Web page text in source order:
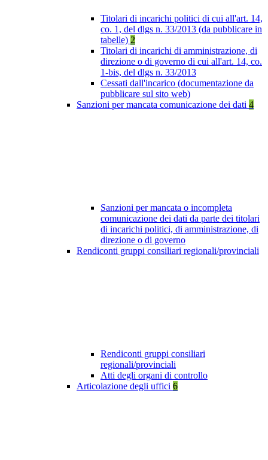
Titolari di incarichi politici di cui all'art. 14,
co. 1, del dlgs n. 33/2013 (da pubblicare in
tabelle) 2
Titolari di incarichi di amministrazione, di
direzione o di governo di cui all'art. 14, co.
1-bis, del dlgs n. 33/2013
Cessati dall'incarico (documentazione da
pubblicare sul sito web)
Sanzioni per mancata comunicazione dei dati 4
Sanzioni per mancata o incompleta
comunicazione dei dati da parte dei titolari
di incarichi politici, di amministrazione, di
direzione o di governo
Rendiconti gruppi consiliari regionali/provinciali
Rendiconti gruppi consiliari
regionali/provinciali
Atti degli organi di controllo
Articolazione degli uffici 6